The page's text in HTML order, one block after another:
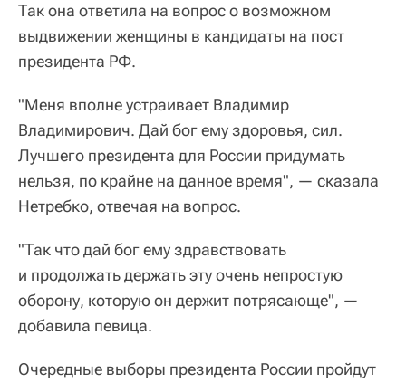
Так она ответила на вопрос о возможном
выдвижении женщины в кандидаты на пост
президента РФ.
"Меня вполне устраивает Владимир
Владимирович. Дай бог ему здоровья, сил.
Лучшего президента для России придумать
нельзя, по крайне на данное время", — сказала
Нетребко, отвечая на вопрос.
"Так что дай бог ему здравствовать
и продолжать держать эту очень непростую
оборону, которую он держит потрясающе", —
добавила певица.
Очередные выборы президента России пройдут